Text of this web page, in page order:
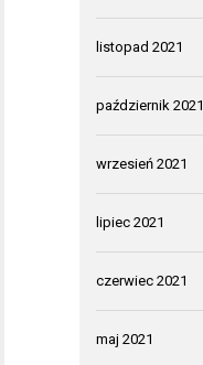
listopad 2021
październik 2021
wrzesień 2021
lipiec 2021
czerwiec 2021
maj 2021